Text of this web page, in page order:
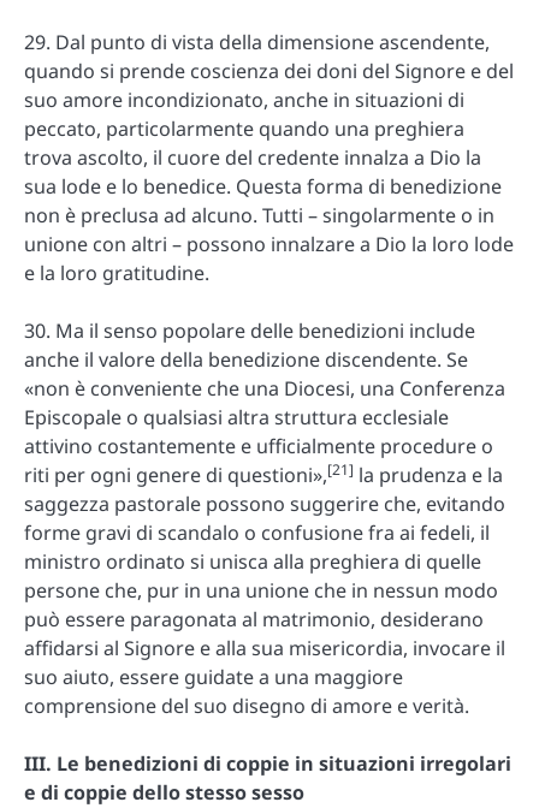
29. Dal punto di vista della dimensione ascendente,
quando si prende coscienza dei doni del Signore e del
suo amore incondizionato, anche in situazioni di
peccato, particolarmente quando una preghiera
trova ascolto, il cuore del credente innalza a Dio la
sua lode e lo benedice. Questa forma di benedizione
non è preclusa ad alcuno. Tutti – singolarmente o in
unione con altri – possono innalzare a Dio la loro lode
e la loro gratitudine.
30. Ma il senso popolare delle benedizioni include
anche il valore della benedizione discendente. Se
«non è conveniente che una Diocesi, una Conferenza
Episcopale o qualsiasi altra struttura ecclesiale
attivino costantemente e ufficialmente procedure o
riti per ogni genere di questioni»,[21] la prudenza e la
saggezza pastorale possono suggerire che, evitando
forme gravi di scandalo o confusione fra ai fedeli, il
ministro ordinato si unisca alla preghiera di quelle
persone che, pur in una unione che in nessun modo
può essere paragonata al matrimonio, desiderano
affidarsi al Signore e alla sua misericordia, invocare il
suo aiuto, essere guidate a una maggiore
comprensione del suo disegno di amore e verità.
III. Le benedizioni di coppie in situazioni irregolari
e di coppie dello stesso sesso